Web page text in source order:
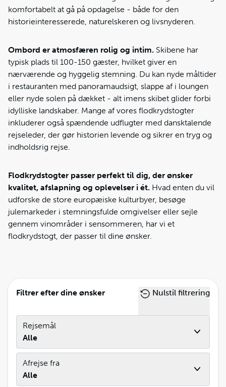
komfortabelt at gå på opdagelse - både for den
historieinteresserede, naturelskeren og livsnyderen.
Ombord er atmosfæren rolig og intim. Skibene har
typisk plads til 100-150 gæster, hvilket giver en
nærværende og hyggelig stemning. Du kan nyde måltider
i restauranten med panoramaudsigt, slappe af i loungen
eller nyde solen på dækket - alt imens skibet glider forbi
idylliske landskaber. Mange af vores flodkrydstogter
inkluderer også spændende udflugter med dansktalende
rejseleder, der gør historien levende og sikrer en tryg og
indholdsrig rejse.
Flodkrydstogter passer perfekt til dig, der ønsker
kvalitet, afslapning og oplevelser i ét. Hvad enten du vil
udforske de store europæiske kulturbyer, besøge
julemarkeder i stemningsfulde omgivelser eller sejle
gennem vinområder i sensommeren, har vi et
flodkrydstogt, der passer til dine ønsker.
Filtrer efter dine ønsker Nulstil filtrering
Rejsemål
Alle
Afrejse fra
Alle